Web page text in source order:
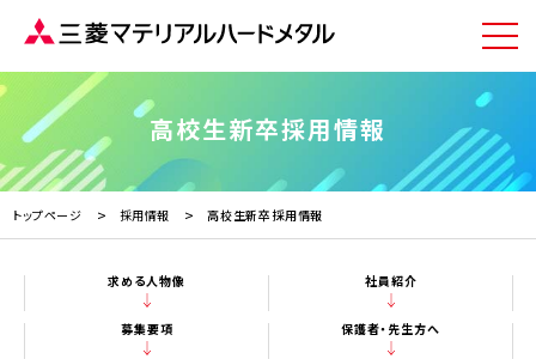
高校生新卒採用情報
トップページ 採用情報 高校生新卒採用情報
求める人物像 社員紹介
募集要項 保護者・先生方へ